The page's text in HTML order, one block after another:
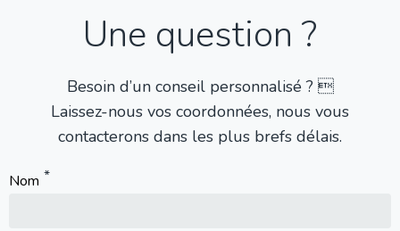
Une question ?
Besoin d’un conseil personnalisé ? 
Laissez-nous vos coordonnées, nous vous
contacterons dans les plus brefs délais.
Nom